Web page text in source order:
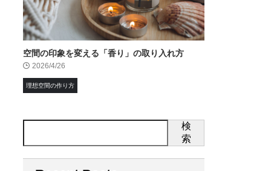
空間の印象を変える「香り」の取り入れ方
2026/4/26
理想空間の作り方
検
索